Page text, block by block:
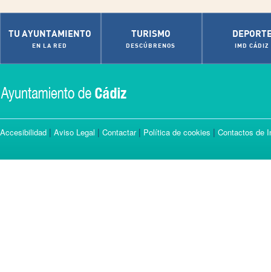
TU AYUNTAMIENTO
EN LA RED
TURISMO
DESCÚBRENOS IMD CÁDIZ
Accesibilidad | Aviso Legal | Contactar| Política de cookies | Contactos de